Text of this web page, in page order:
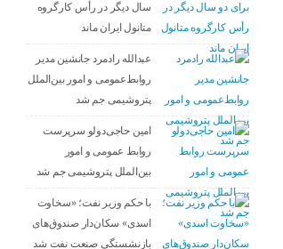
سال دیگر در رأس کارگروه
متانول ایران ماند
عبدالله رادمرد جانشین مدیر
روابط‌عمومی و امور بین‌الملل
پتروشیمی جم شد
امین حاجی‌دولو سرپرست
روابط عمومی و امور
بین‌الملل پتروشیمی جم شد
با حکم وزیر نفت؛ «سخاوت
اسدی» سکان‌دار صندوق‌های
بازنشستگی صنعت نفت شد